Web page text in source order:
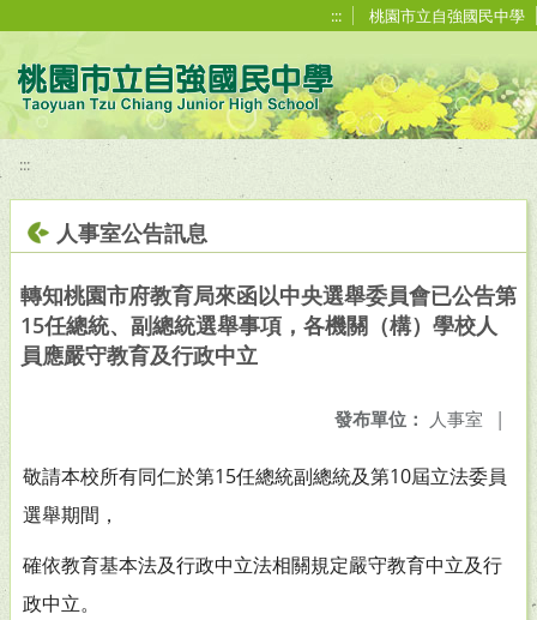
::: 桃園市立自強國民中學
:::
人事室公告訊息
轉知桃園市府教育局來函以中央選舉委員會已公告第
15任總統、副總統選舉事項，各機關（構）學校人
員應嚴守教育及行政中立
發布單位： 人事室 |
敬請本校所有同仁於第15任總統副總統及第10屆立法委員
選舉期間，
確依教育基本法及行政中立法相關規定嚴守教育中立及行
政中立。